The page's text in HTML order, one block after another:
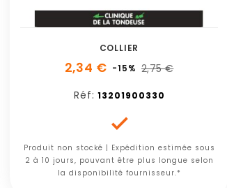
COLLIER
2,34 € -15% 2,75 €
Réf: 13201900330

Produit non stocké | Expédition estimée sous
2 à 10 jours, pouvant être plus longue selon
la disponibilité fournisseur.*